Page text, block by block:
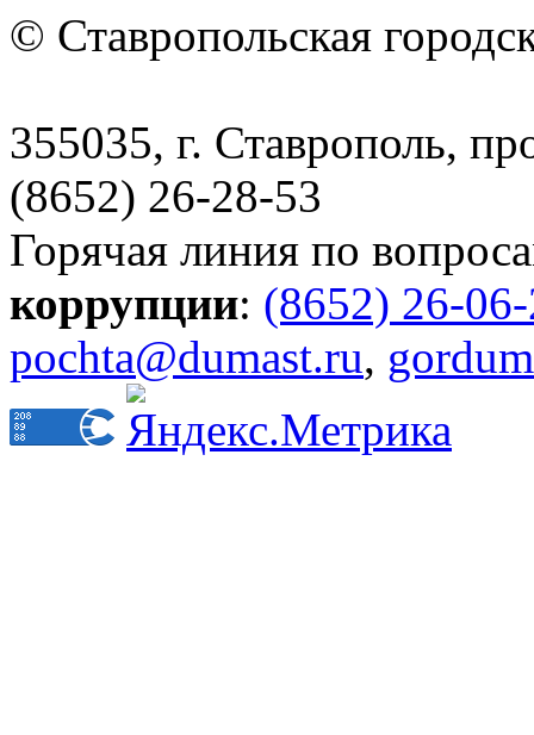
© Ставропольская
355035, г. Ставрополь,
(8652) 26-28-53
Горячая линия по
коррупции: (8652) 26-
pochta@dumast.ru,